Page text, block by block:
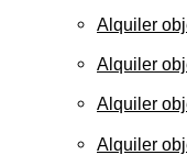
Alquiler
Alquiler
Alquiler
Alquiler